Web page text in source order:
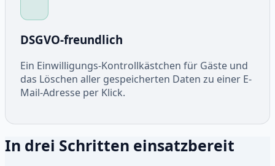
DSGVO-freundlich
Ein Einwilligungs-Kontrollkästchen für Gäste und
das Löschen aller gespeicherten Daten zu einer E-
Mail-Adresse per Klick.
In drei Schritten einsatzbereit